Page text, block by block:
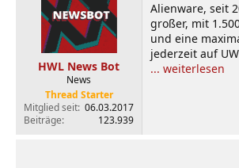
a
m
HWL News Bot
News
Thread Starter
Mitglied seit 06.03.2017
Beiträge
123.939
Alienware, seit
großer, mit
und eine
jederzeit auf
... weiterlesen